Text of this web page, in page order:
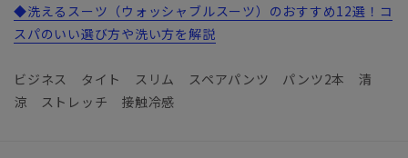
◆洗えるスーツ（ウォッシャブルスーツ）のおすすめ12選！コ
スパのいい選び方や洗い方を解説
ビジネス タイト スリム スペアパンツ パンツ2本 清
涼 ストレッチ 接触冷感